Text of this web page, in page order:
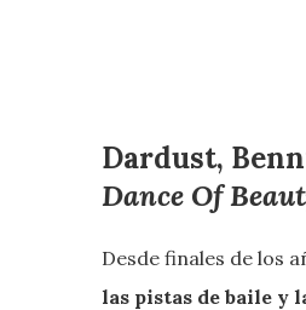
Dardust,
Dance Of
Desde finales de los
las pistas de baile y